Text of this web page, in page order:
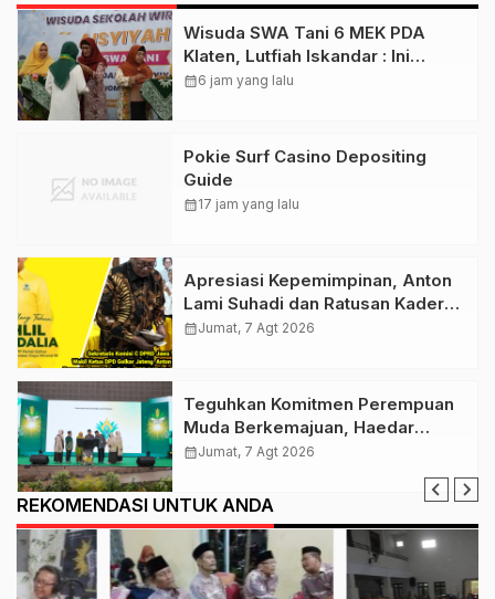
Wisuda SWA Tani 6 MEK PDA
Klaten, Lutfiah Iskandar : Ini
Menguatkan Gerakan Lumbung
calendar_month6 jam yang lalu
Pokie Surf Casino Depositing
Guide
calendar_month17 jam yang lalu
Apresiasi Kepemimpinan, Anton
Lami Suhadi dan Ratusan Kader
Golkar Klaten Ikut Rayakan Ultah
calendar_monthJumat, 7 Agt 2026
Teguhkan Komitmen Perempuan
Muda Berkemajuan, Haedar
Nashir Buka Muktamar ke-15
calendar_monthJumat, 7 Agt 2026
REKOMENDASI UNTUK ANDA